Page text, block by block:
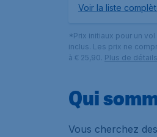
Voir la liste
*Prix initiaux pour un
inclus. Les prix ne
à € 25,90. Plus de détails
Qui
Vous cherchez